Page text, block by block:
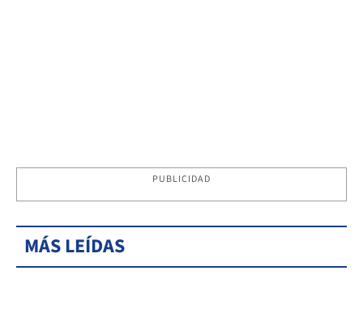
PUBLICIDAD
MÁS LEÍDAS